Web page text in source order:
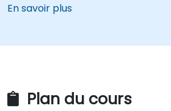
En savoir plus
Plan du cours